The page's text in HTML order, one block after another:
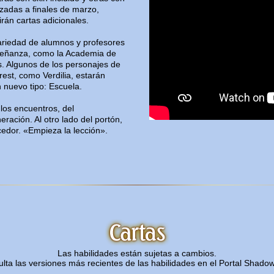
a finales de marzo,
cartas adicionales.
de alumnos y profesores
como la Academia de
Algunos de los personajes de
como Verdilia, estarán
tipo: Escuela.
encuentros, del
Al otro lado del portón,
«Empieza la lección».
Las habilidades están sujetas a cambios.
las versiones más recientes de las habilidades en el Portal